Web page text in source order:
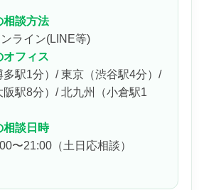
相談方法
ライン(LINE等)
オフィス
多駅1分）/ 東京（渋谷駅4分）/
阪駅8分）/ 北九州（小倉駅1
相談日時
〜21:00（土日応相談）